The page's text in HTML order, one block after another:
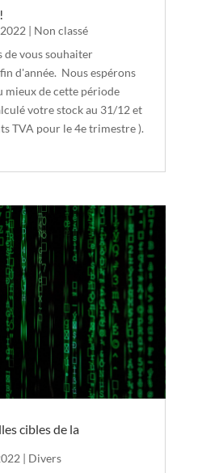
| Non classé
de vous souhaiter
d'année. Nous espérons
mieux de cette période
votre stock au 31/12 et
TVA pour le 4e trimestre ).
cibles de la
| Divers